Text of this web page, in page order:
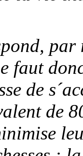
faut
de
de